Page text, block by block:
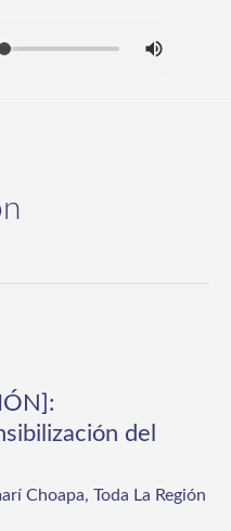
del
Choapa, Toda La Región